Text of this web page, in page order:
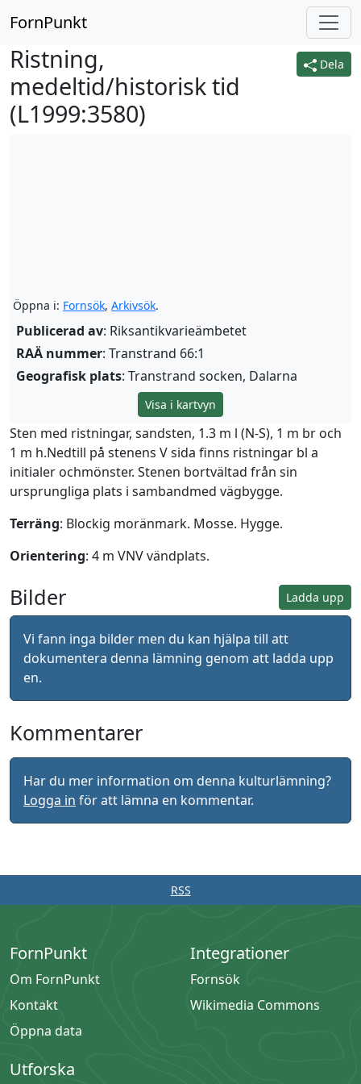
FornPunkt
Dela
Ristning,
medeltid/historisk tid
(L1999:3580)
Öppna i: Fornsök, Arkivsök.
Publicerad av: Riksantikvarieämbetet
RAÄ nummer: Transtrand 66:1
Geografisk plats: Transtrand socken, Dalarna
Visa i kartvyn
Sten med ristningar, sandsten, 1.3 m l (N-S), 1 m br och
1 m h.Nedtill på stenens V sida finns ristningar bl a
initialer ochmönster. Stenen bortvältad från sin
ursprungliga plats i sambandmed vägbygge.
Terräng: Blockig moränmark. Mosse. Hygge.
Orientering: 4 m VNV vändplats.
Ladda upp
Bilder
Vi fann inga bilder men du kan hjälpa till att
dokumentera denna lämning genom att ladda upp
en.
Kommentarer
Har du mer information om denna kulturlämning?
Logga in för att lämna en kommentar.
RSS
FornPunkt
Om FornPunkt
Kontakt
Öppna data
Integrationer
Fornsök
Wikimedia Commons
Utforska